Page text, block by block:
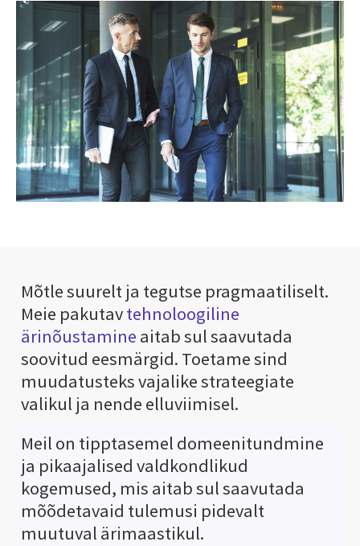
Mõtle suurelt ja tegutse pragmaatiliselt.
Meie pakutavtehnoloogiline
ärinõustamine aitab sul saavutada
soovitud eesmärgid. Toetame sind
muudatusteks vajalike strateegiate
valikul ja nende elluviimisel.
Meil on tipptasemel domeenitundmine
ja pikaajalised valdkondlikud
kogemused, mis aitab sul saavutada
mõõdetavaid tulemusi pidevalt
muutuval ärimaastikul.